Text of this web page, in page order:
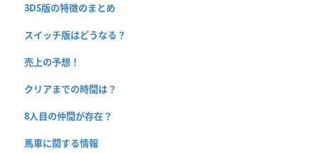
3DS版の特徴のまとめ
スイッチ版はどうなる？
売上の予想！
クリアまでの時間は？
8人目の仲間が存在？
馬車に関する情報